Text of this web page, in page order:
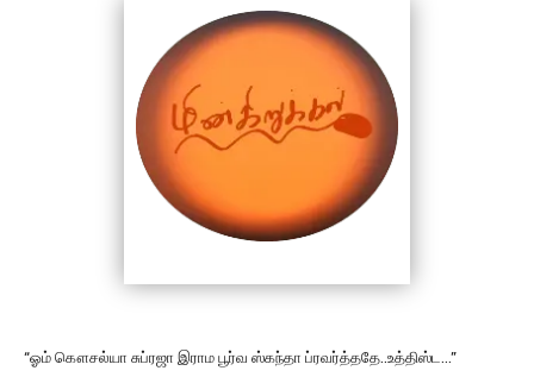
“ஓம் கௌசல்யா சுப்ரஜா இராம பூர்வ ஸ்கந்தா ப்ரவர்த்ததே..உத்திஸ்ட…”